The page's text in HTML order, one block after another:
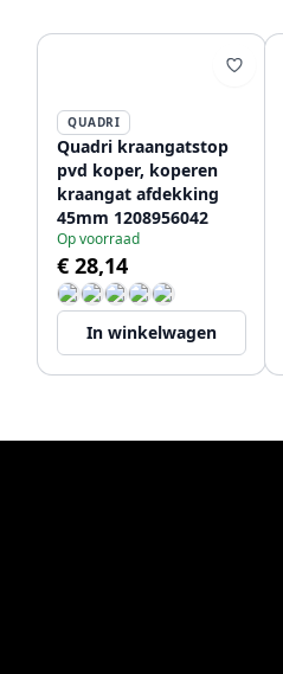
QUADRI
Quadri kraangatstop
pvd koper, koperen
kraangat afdekking
45mm 1208956042
Op voorraad
€ 28,14
In winkelwagen